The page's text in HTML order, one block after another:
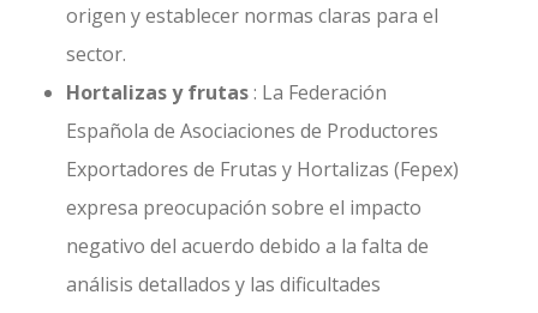
origen y establecer normas claras para el
sector.
Hortalizas y frutas: La Federación
Española de Asociaciones de Productores
Exportadores de Frutas y Hortalizas (Fepex)
expresa preocupación sobre el impacto
negativo del acuerdo debido a la falta de
análisis detallados y las dificultades